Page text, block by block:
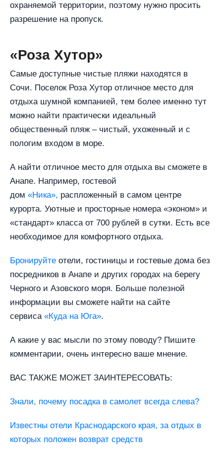
охраняемой территории, поэтому нужно просить
разрешение на пропуск.
«Роза Хутор»
Самые доступные чистые пляжи находятся в
Сочи. Поселок Роза Хутор отличное место для
отдыха шумной компанией, тем более именно тут
можно найти практически идеальный
общественный пляж – чистый, ухоженный и с
пологим входом в море.
А найти отличное место для отдыха вы сможете в
Анапе. Например, гостевой
дом «Ника», распложенный в самом центре
курорта. Уютные и просторные номера «эконом» и
«стандарт» класса от 700 рублей в сутки. Есть все
необходимое для комфортного отдыха.
Бронируйте отели, гостиницы и гостевые дома без
посредников в Анапе и других городах на берегу
Черного и Азовского моря. Больше полезной
информации вы сможете найти на сайте
сервиса «Куда на Юга».
А какие у вас мысли по этому поводу? Пишите
комментарии, очень интересно ваше мнение.
ВАС ТАКЖЕ МОЖЕТ ЗАИНТЕРЕСОВАТЬ:
Знали, почему посадка в самолет всегда слева?
Известны отели Краснодарского края, за отдых в
которых положен возврат средств